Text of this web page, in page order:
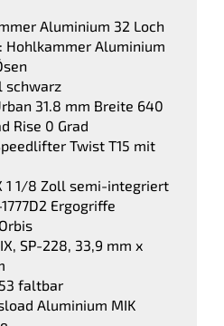
Aluminium 32 Loch
Hohlkammer Aluminium
schwarz
31.8 mm Breite 640
Rise 0 Grad
Twist T15 mit
1 1/8 Zoll semi-integriert
Ergogriffe
SP-228, 33,9 mm x
faltbar
Aluminium MIK